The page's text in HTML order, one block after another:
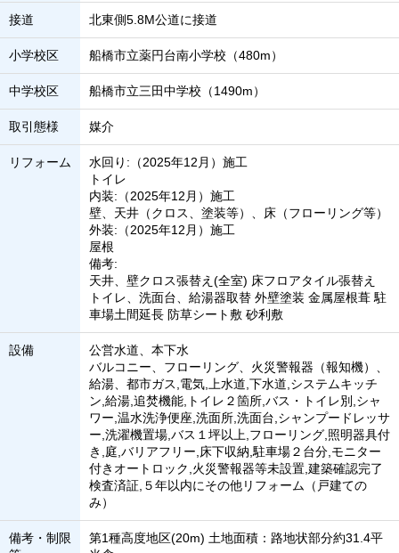
接道 北東側5.8M公道に接道
小学校区 船橋市立薬円台南小学校（480m）
中学校区 船橋市立三田中学校（1490m）
取引態様 媒介
リフォーム
水回り:（2025年12月）施工
トイレ
内装:（2025年12月）施工
壁、天井（クロス、塗装等）、床（フローリング等）
外装:（2025年12月）施工
屋根
備考:
天井、壁クロス張替え(全室) 床フロアタイル張替え
トイレ、洗面台、給湯器取替 外壁塗装 金属屋根葺 駐
車場土間延長 防草シート敷 砂利敷
設備
公営水道、本下水
バルコニー、フローリング、火災警報器（報知機）、
給湯、都市ガス,電気,上水道,下水道,システムキッチ
ン,給湯,追焚機能,トイレ２箇所,バス・トイレ別,シャ
ワー,温水洗浄便座,洗面所,洗面台,シャンプードレッサ
ー,洗濯機置場,バス１坪以上,フローリング,照明器具付
き,庭,バリアフリー,床下収納,駐車場２台分,モニター
付きオートロック,火災警報器等未設置,建築確認完了
検査済証,５年以内にその他リフォーム（戸建ての
み）
備考・制限
第1種高度地区(20m) 土地面積：路地状部分約31.4平